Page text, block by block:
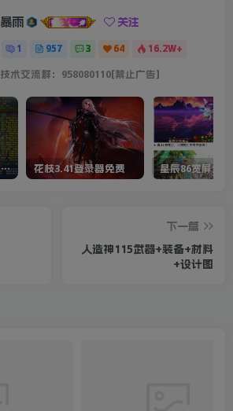
暴雨 关注
1 957 3 64 16.2W+
技术交流群：958080110[禁止广告]
70黑神话悟空原版带cdk等全套文件 花枝3.41登录器免费 星辰86宽屏全套
下一篇
人造神115武器+装备+材料
+设计图